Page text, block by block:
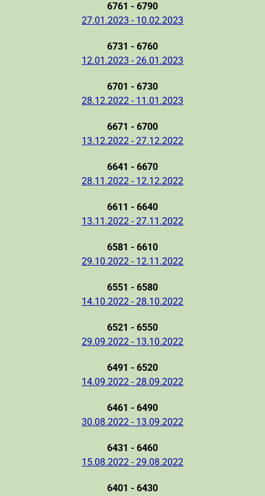
6761 - 6790
27.01.2023 - 10.02.2023
6731 - 6760
12.01.2023 - 26.01.2023
6701 - 6730
28.12.2022 - 11.01.2023
6671 - 6700
13.12.2022 - 27.12.2022
6641 - 6670
28.11.2022 - 12.12.2022
6611 - 6640
13.11.2022 - 27.11.2022
6581 - 6610
29.10.2022 - 12.11.2022
6551 - 6580
14.10.2022 - 28.10.2022
6521 - 6550
29.09.2022 - 13.10.2022
6491 - 6520
14.09.2022 - 28.09.2022
6461 - 6490
30.08.2022 - 13.09.2022
6431 - 6460
15.08.2022 - 29.08.2022
6401 - 6430